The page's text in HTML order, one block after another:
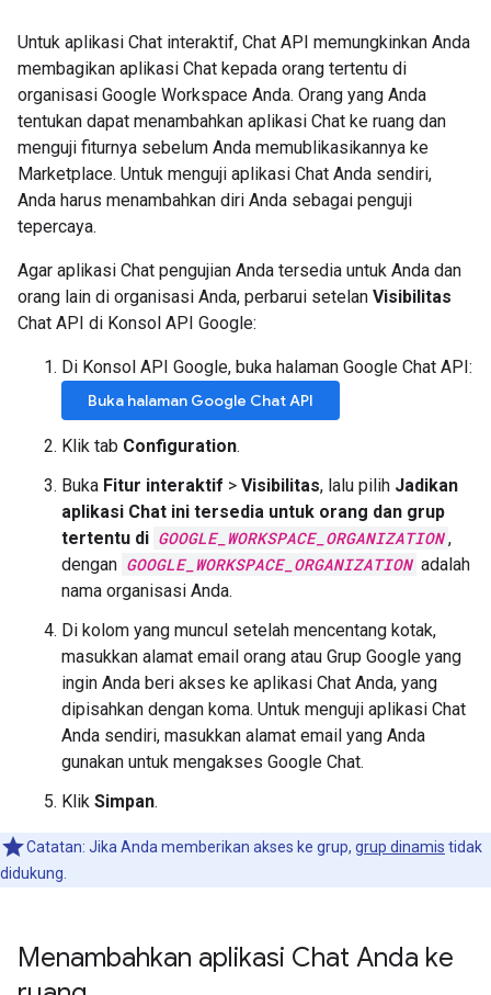
Untuk aplikasi Chat interaktif, Chat API memungkinkan Anda
membagikan aplikasi Chat kepada orang tertentu di
organisasi Google Workspace Anda. Orang yang Anda
tentukan dapat menambahkan aplikasi Chat ke ruang dan
menguji fiturnya sebelum Anda memublikasikannya ke
Marketplace. Untuk menguji aplikasi Chat Anda sendiri,
Anda harus menambahkan diri Anda sebagai penguji
tepercaya.
Agar aplikasi Chat pengujian Anda tersedia untuk Anda dan
orang lain di organisasi Anda, perbarui setelan Visibilitas
Chat API di Konsol API Google:
Di Konsol API Google, buka halaman Google Chat API:
Buka halaman Google Chat API
Klik tab Configuration.
Buka Fitur interaktif > Visibilitas, lalu pilih Jadikan
aplikasi Chat ini tersedia untuk orang dan grup
tertentu di GOOGLE_WORKSPACE_ORGANIZATION ,
dengan GOOGLE_WORKSPACE_ORGANIZATION adalah
nama organisasi Anda.
Di kolom yang muncul setelah mencentang kotak,
masukkan alamat email orang atau Grup Google yang
ingin Anda beri akses ke aplikasi Chat Anda, yang
dipisahkan dengan koma. Untuk menguji aplikasi Chat
Anda sendiri, masukkan alamat email yang Anda
gunakan untuk mengakses Google Chat.
Klik Simpan.
Catatan: Jika Anda memberikan akses ke grup, grup dinamis tidak
didukung.
Menambahkan aplikasi Chat Anda ke